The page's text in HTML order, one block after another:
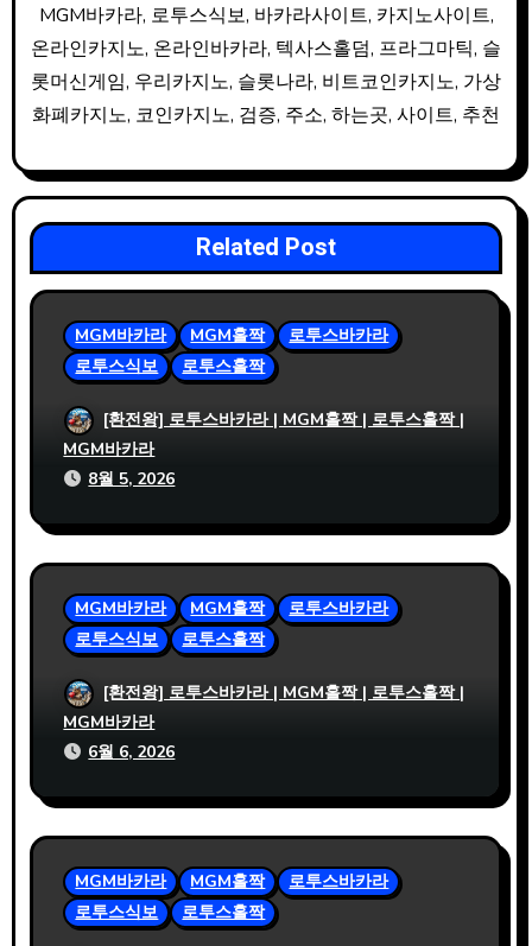
MGM바카라, 로투스식보, 바카라사이트, 카지노사이트,
온라인카지노, 온라인바카라, 텍사스홀덤, 프라그마틱, 슬
롯머신게임, 우리카지노, 슬롯나라, 비트코인카지노, 가상
화폐카지노, 코인카지노, 검증, 주소, 하는곳, 사이트, 추천
Related Post
MGM바카라 MGM홀짝
로투스바카라
로투스식보
로투스홀짝
사설파워볼 출금이 빠른 이유를 분석해 본
결과
[환전왕] 로투스바카라 | MGM홀짝 | 로투스홀짝 |
MGM바카라
8월 5, 2026
MGM바카라 MGM홀짝
로투스바카라
로투스식보
로투스홀짝
사설파워볼 정보 확인 전 체크해야 할 기본
항목
[환전왕] 로투스바카라 | MGM홀짝 | 로투스홀짝 |
MGM바카라
6월 6, 2026
MGM바카라 MGM홀짝
로투스바카라
로투스식보
로투스홀짝